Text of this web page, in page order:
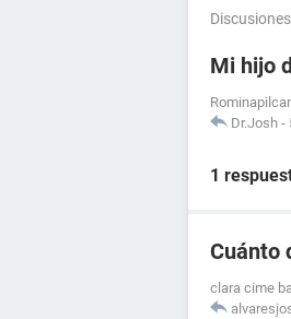
Mi hijo
Dr.Josh -
1
Cuánto
clara cime